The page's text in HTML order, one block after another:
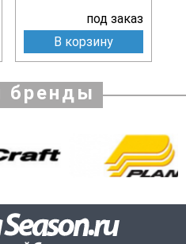
под заказ
В корзину
бренды